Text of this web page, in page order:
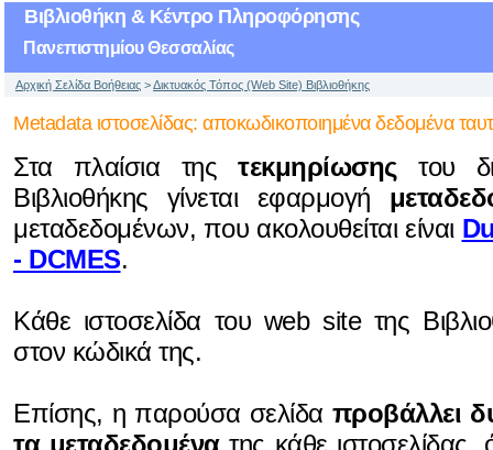
Βιβλιοθήκη & Κέντρο Πληροφόρησης
Πανεπιστημίου Θεσσαλίας
Αρχική Σελίδα Βοήθειας >Δικτυακός Τόπος (Web Site) Βιβλιοθήκης
Metadata ιστοσελίδας: αποκωδικοποιημένα δεδομένα
Στα πλαίσια τηςτεκμηρίωσηςτου
Βιβλιοθήκης γίνεται εφαρμογή
μεταδεδομένων, που ακολουθείται είναι
- DCMES.
Kάθε ιστοσελίδα του web site της
στον κώδικά της.
Επίσης, η παρούσα σελίδα προβάλλει
τα μεταδεδομένατης κάθε ιστοσελίδας,